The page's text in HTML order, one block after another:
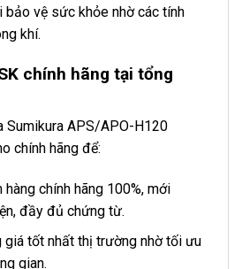
bảo vệ sức khỏe nhờ các tính
khí.
chính hãng tại tổng
Sumikura APS/APO-H120
chính hãng để:
hàng chính hãng 100%, mới
đầy đủ chứng từ.
giá tốt nhất thị trường nhờ tối ưu
gian.